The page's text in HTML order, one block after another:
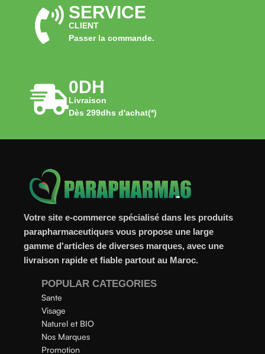
SERVICE
CLIENT
Passer la commande.
0DH
Livraison
Dès 299dhs d'achat(*)
Votre site e-commerce spécialisé dans les produits
parapharmaceutiques vous propose une large
gamme d'articles de diverses marques, avec une
livraison rapide et fiable partout au Maroc.
POPULAR CATEGORIES
Sante
Visage
Naturel et BIO
Nos Marques
Promotion